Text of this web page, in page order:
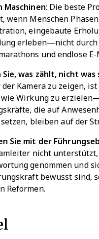
Maschinen: Die beste
wenn Menschen
eingebaute
erleben—nicht durch
und endlose E-
was zählt, nicht was
der Kamera zu zeigen,
wie Wirkung zu
die auf
bleiben auf der
Sie mit der
nicht
genommen und
bewusst sind,
Reformen.